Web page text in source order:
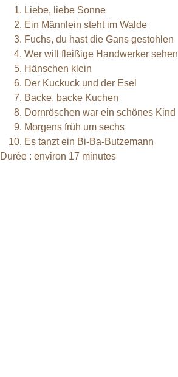
Liebe, liebe Sonne
Ein Männlein steht im Walde
Fuchs, du hast die Gans gestohlen
Wer will fleißige Handwerker sehen
Hänschen klein
Der Kuckuck und der Esel
Backe, backe Kuchen
Dornröschen war ein schönes Kind
Morgens früh um sechs
Es tanzt ein Bi-Ba-Butzemann
Durée : environ 17 minutes